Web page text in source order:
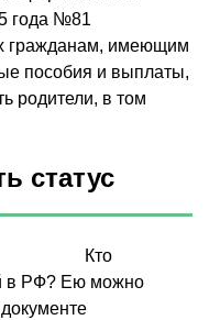
года №81
гражданам, имеющим
пособия и выплаты,
родители, в том
статус
Кто
в РФ? Ею можно